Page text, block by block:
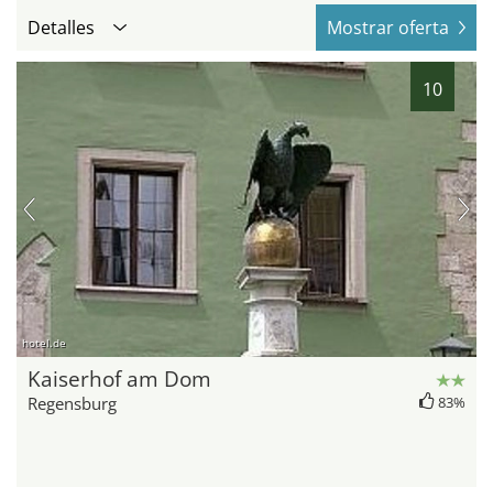
Detalles Mostrar oferta
10
hotel.de
Kaiserhof am Dom
Regensburg 83%